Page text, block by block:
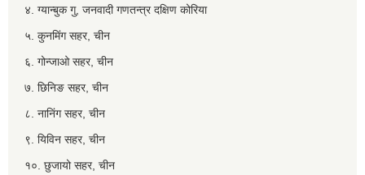
४. ग्यान्बुक गु, जनवादी गणतन्त्र दक्षिण कोरिया
५. कुनमिंग सहर, चीन
६. गोन्जाओ सहर, चीन
७. छिनिङ सहर, चीन
८. नानिंग सहर, चीन
९. यिविन सहर, चीन
१०. छुजायो सहर, चीन